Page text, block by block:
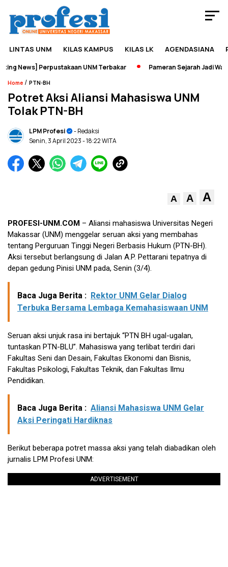
LINTAS UNM KILAS KAMPUS KILAS LK AGENDASIANA
News] Perpustakaan UNM Terbakar Pameran Sejarah Jadi
Home / PTN-BH
Potret Aksi Aliansi Mahasiswa UNM
Tolak PTN-BH
LPM Profesi
- Redaksi
Senin, 3 April 2023- 18:22 WITA
A A A
PROFESI-UNM.COM – Aliansi mahasiswa Universitas Negeri
Makassar (UNM) menggelar seruan aksi yang membahas
tentang Perguruan Tinggi Negeri Berbasis Hukum (PTN-BH).
Aksi tersebut berlangsung di Jalan A.P. Pettarani tepatnya di
depan gedung Pinisi UNM pada, Senin (3/4).
Baca Juga Berita : Rektor UNM Gelar Dialog
Terbuka Bersama Lembaga Kemahasiswaan UNM
Seruan aksi unjuk rasa ini bertajuk “PTN BH ugal-ugalan,
tuntaskan PTN-BLU”. Mahasiswa yang terlibat terdiri dari
Fakultas Seni dan Desain, Fakultas Ekonomi dan Bisnis,
Fakultas Psikologi, Fakultas Teknik, dan Fakultas Ilmu
Pendidikan.
Baca Juga Berita : Aliansi Mahasiswa UNM Gelar
Aksi Peringati Hardiknas
Berikut beberapa potret massa aksi yang telah diabadikan oleh
jurnalis LPM Profesi UNM:
ADVERTISEMENT